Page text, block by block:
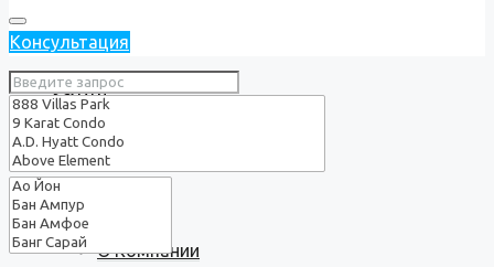
Услуги
О нас
О Компании
Консультация